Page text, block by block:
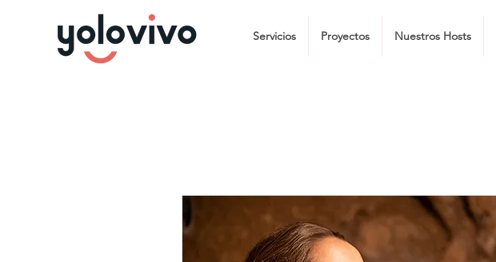
Servicios Proyectos Nuestros Hosts